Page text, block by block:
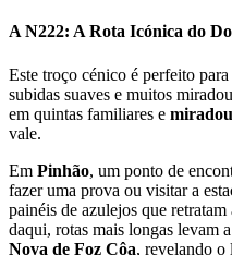
A N222: A Rota Icónica do
Este troço cénico é perfeito
subidas suaves e muitos
em quintas familiares e
vale.
Em Pinhão, um ponto de
fazer uma prova ou visitar a
painéis de azulejos que
daqui, rotas mais longas levam a
Nova de Foz Côa, revelando o